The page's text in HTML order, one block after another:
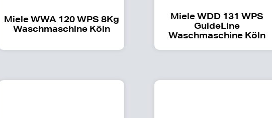
Miele WWA 120 WPS 8Kg
Waschmaschine Köln
Miele WDD 131 WPS
GuideLine
Waschmaschine Köln